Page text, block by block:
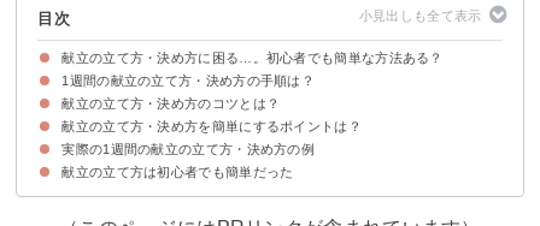
目次
献立の立て方・決め方に困る…。初心者でも簡単な方法ある？
献立の立て方の基本は一汁三菜
1週間の献立の立て方・決め方の手順は？
①冷蔵庫で余っている食材を確認する
②1週間分の食材をまとめて買う
③献立の案を7つ出していく
献立の立て方・決め方のコツとは？
①まずは主菜から考える
②主菜と副菜の栄養バランスを考慮する
③献立の1週間のパターンを前もって決めておく
④腐りやすいものを早めに使う
⑤味付け・ジャンル・調理法の被りに気をつける
献立の立て方・決め方を簡単にするポイントは？
①定番の料理を複数持つ
②献立は状況に応じて変える
③料理に時間をかけすぎない
④アプリなどを使って参考にする
⑤時間がある時に常備菜を作っておく
⑥副菜は1週間で2〜3回使える量を作る
実際の1週間の献立の立て方・決め方の例
1日目の献立
2日目の献立
3日目の献立
4日目の献立
5日目の献立
6日目の献立
7日目の献立
献立の立て方は初心者でも簡単だった